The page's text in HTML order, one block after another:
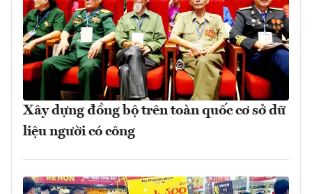
Xây dựng đồng bộ trên toàn quốc cơ sở dữ
liệu người có công